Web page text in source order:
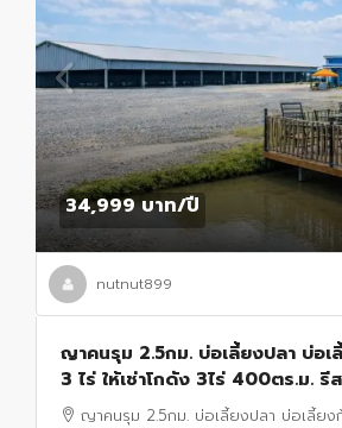
34,999 บาท/ปี
nutnut899
ญาคนรุม 2.5กม. บ่อเลี้ยงปลา บ่อ
3 ไร่ ให้เช่าโกดัง 3ไร่ 400ตร.ม.
พระธรรมกาย 1กม. ใกล้ตลาดไท
ญาคนรุม 2.5กม. บ่อเลี้ยงปลา บ่อเลี้ย